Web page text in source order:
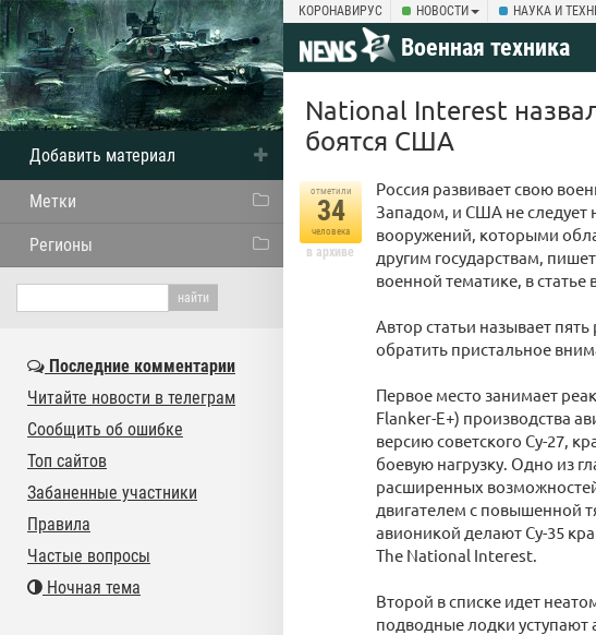
КОРОНАВИРУС НОВОСТИ НАУКА И
Военная техника
National Interest
боятся США
отметили
34
человека
в архиве
Россия развивает свою
Западом, и США не
вооружений, которыми
другим государствам,
военной тематике, в
Автор статьи называет
обратить пристальное
Первое место занимает
Flanker-Е+) производства
версию советского Су-27,
боевую нагрузку. Одно из
расширенных
двигателем с повышенной
авионикой делают Су-35
The National Interest.
Второй в списке идет
подводные лодки
Добавить материал
Метки
Регионы
Последние комментарии
Читайте новости в телеграм
Сообщить об ошибке
Топ сайтов
Забаненные участники
Правила
Частые вопросы
Ночная тема